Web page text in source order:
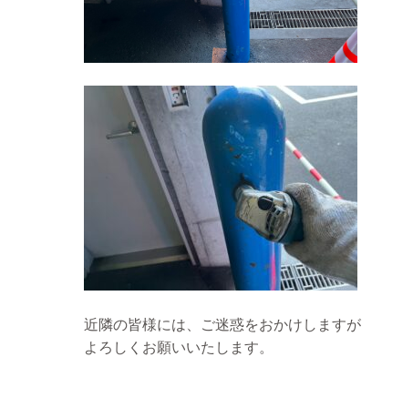
近隣の皆様には、ご迷惑をおかけしますが
よろしくお願いいたします。